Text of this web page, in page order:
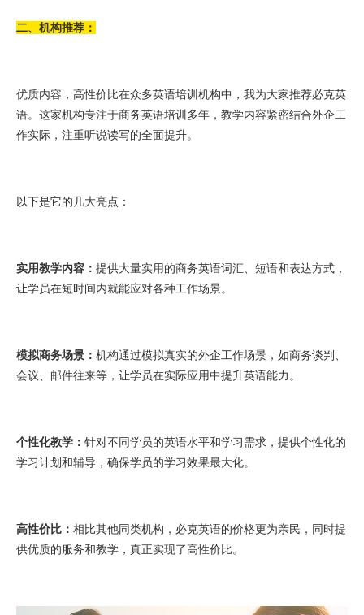
二、机构推荐：
优质内容，高性价比在众多英语培训机构中，我为大家推荐必克英
语。这家机构专注于商务英语培训多年，教学内容紧密结合外企工
作实际，注重听说读写的全面提升。
以下是它的几大亮点：
实用教学内容： 提供大量实用的商务英语词汇、短语和表达方式，
让学员在短时间内就能应对各种工作场景。
模拟商务场景： 机构通过模拟真实的外企工作场景，如商务谈判、
会议、邮件往来等，让学员在实际应用中提升英语能力。
个性化教学： 针对不同学员的英语水平和学习需求，提供个性化的
学习计划和辅导，确保学员的学习效果最大化。
高性价比： 相比其他同类机构，必克英语的价格更为亲民，同时提
供优质的服务和教学，真正实现了高性价比。